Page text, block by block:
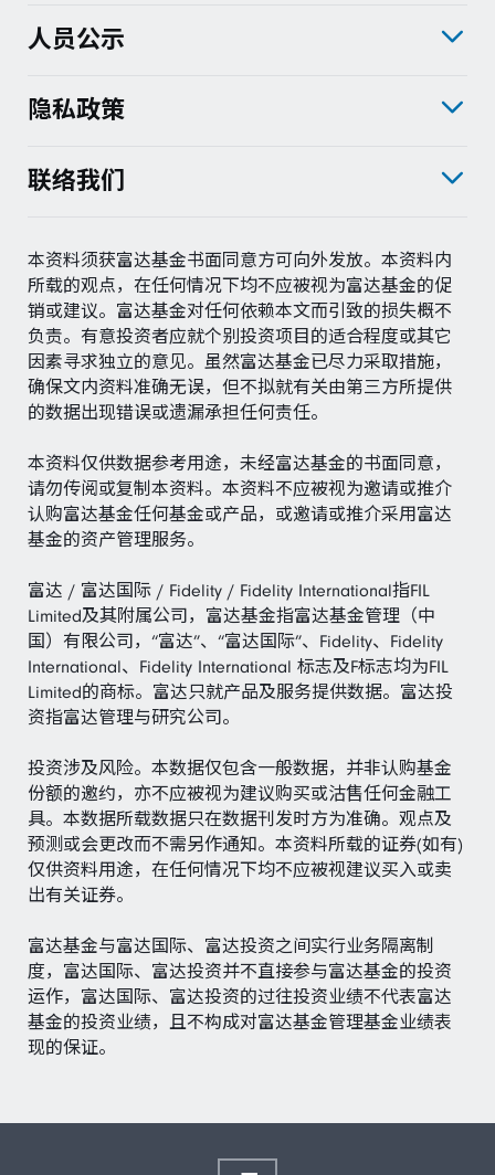
人员公示
隐私政策
联络我们
本资料须获富达基金书面同意方可向外发放。本资料内
所载的观点，在任何情况下均不应被视为富达基金的促
销或建议。富达基金对任何依赖本文而引致的损失概不
负责。有意投资者应就个别投资项目的适合程度或其它
因素寻求独立的意见。虽然富达基金已尽力采取措施，
确保文内资料准确无误，但不拟就有关由第三方所提供
的数据出现错误或遗漏承担任何责任。
本资料仅供数据参考用途，未经富达基金的书面同意，
请勿传阅或复制本资料。本资料不应被视为邀请或推介
认购富达基金任何基金或产品，或邀请或推介采用富达
基金的资产管理服务。
富达 / 富达国际 / Fidelity / Fidelity International指FIL
Limited及其附属公司，富达基金指富达基金管理（中
国）有限公司，“富达”、“富达国际”、Fidelity、Fidelity
International、Fidelity International 标志及F标志均为FIL
Limited的商标。富达只就产品及服务提供数据。富达投
资指富达管理与研究公司。
投资涉及风险。本数据仅包含一般数据，并非认购基金
份额的邀约，亦不应被视为建议购买或沽售任何金融工
具。本数据所载数据只在数据刊发时方为准确。观点及
预测或会更改而不需另作通知。本资料所载的证券(如有)
仅供资料用途，在任何情况下均不应被视建议买入或卖
出有关证券。
富达基金与富达国际、富达投资之间实行业务隔离制
度，富达国际、富达投资并不直接参与富达基金的投资
运作，富达国际、富达投资的过往投资业绩不代表富达
基金的投资业绩，且不构成对富达基金管理基金业绩表
现的保证。